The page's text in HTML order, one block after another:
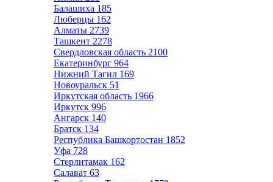
Балашиха 185
Люберцы 162
Алматы 2739
Ташкент 2278
Свердловская область 2100
Екатеринбург 964
Нижний Тагил 169
Новоуральск 51
Иркутская область 1966
Иркутск 996
Ангарск 140
Братск 134
Республика Башкортостан 1852
Уфа 728
Стерлитамак 162
Салават 63